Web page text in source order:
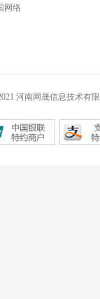
网络
河南网晟信息技术有